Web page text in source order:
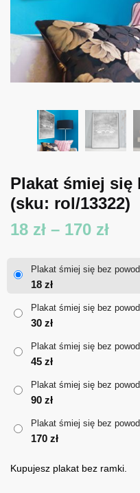
Plakat śmiej się
(sku: rol/13322)
18 zł – 170 zł
od
18
Plakat śmiej się bez
18 zł
Plakat śmiej się bez
30 zł
Plakat śmiej się bez
45 zł
Plakat śmiej się bez
90 zł
Plakat śmiej się bez
170 zł
Kupujesz plakat bez ramki.